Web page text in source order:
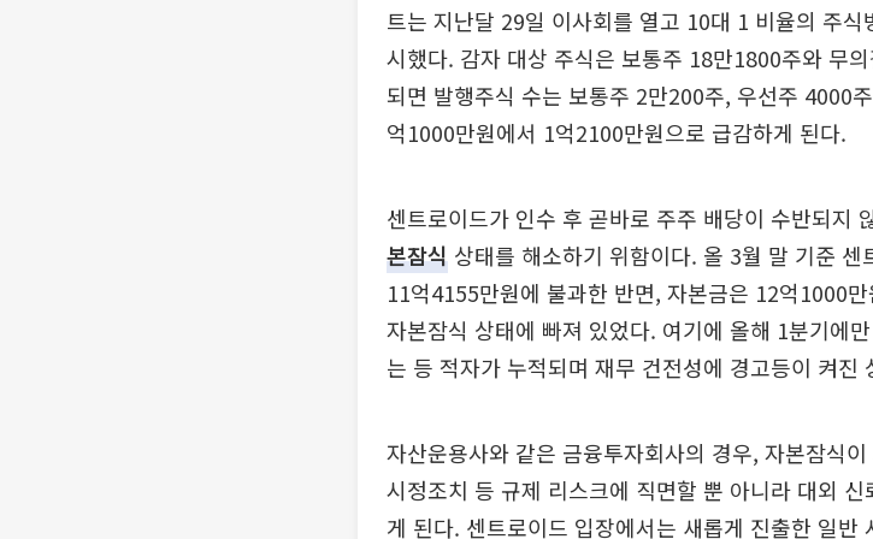
트는 지난달 29일 이사회를 열고 10대 1 비율의 주
시했다. 감자 대상 주식은 보통주 18만1800주와 무의
되면 발행주식 수는 보통주 2만200주, 우선주 4000
억1000만원에서 1억2100만원으로 급감하게 된다.
센트로이드가 인수 후 곧바로 주주 배당이 수반되지
본잠식 상태를 해소하기 위함이다. 올 3월 말 기준
11억4155만원에 불과한 반면, 자본금은 12억1000
자본잠식 상태에 빠져 있었다. 여기에 올해 1분기에
는 등 적자가 누적되며 재무 건전성에 경고등이 켜진
자산운용사와 같은 금융투자회사의 경우, 자본잠식
시정조치 등 규제 리스크에 직면할 뿐 아니라 대외
게 된다. 센트로이드 입장에서는 새롭게 진출한 일